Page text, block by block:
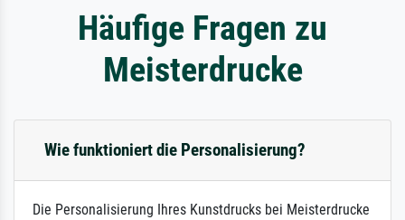
Häufige Fragen zu
Meisterdrucke
Wie funktioniert die Personalisierung?
Die Personalisierung Ihres Kunstdrucks bei Meisterdrucke